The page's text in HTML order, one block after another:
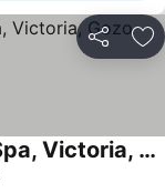
Condividi
Battistini Boutique Living and Spa, Victoria, Gozo